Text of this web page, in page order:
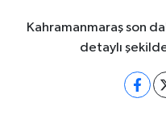
Kahramanmaraş son
detaylı